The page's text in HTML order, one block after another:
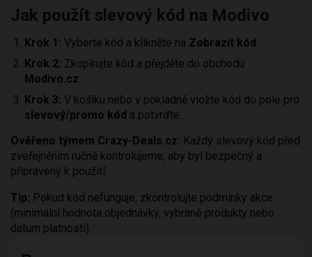
Jak použít slevový kód na Modivo
Krok 1: Vyberte kód a klikněte na Zobrazit kód .
Krok 2: Zkopírujte kód a přejděte do obchodu
Modivo.cz.
Krok 3: V košíku nebo v pokladně vložte kód do pole pro
slevový/promo kód a potvrďte.
Ověřeno týmem Crazy-Deals.cz: Každý slevový kód před
zveřejněním ručně kontrolujeme, aby byl bezpečný a
připravený k použití.
Tip: Pokud kód nefunguje, zkontrolujte podmínky akce
(minimální hodnota objednávky, vybrané produkty nebo
datum platnosti).